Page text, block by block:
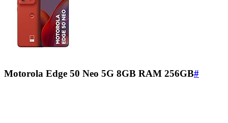
Motorola Edge 50 Neo 5G 8GB RAM 256GB#